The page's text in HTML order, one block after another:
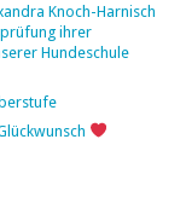
Knoch-Harnisch
ihrer
Hundeschule